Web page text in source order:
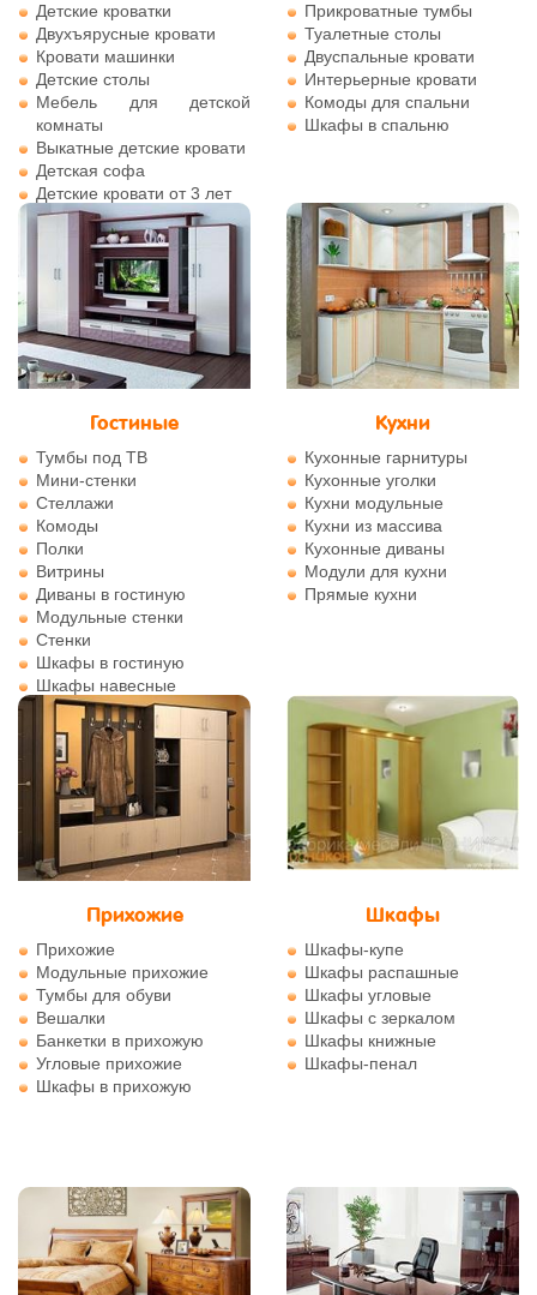
Детские кроватки
Двухъярусные кровати
Кровати машинки
Детские столы
Мебель для детской
комнаты
Выкатные детские кровати
Детская софа
Детские кровати от 3 лет
Детские кровати с
ящиками
Детские пеналы
Прикроватные тумбы
Туалетные столы
Двуспальные кровати
Интерьерные кровати
Комоды для спальни
Шкафы в спальню
Гостиные
Тумбы под ТВ
Мини-стенки
Стеллажи
Комоды
Полки
Витрины
Диваны в гостиную
Модульные стенки
Стенки
Шкафы в гостиную
Шкафы навесные
Кухни
Кухонные гарнитуры
Кухонные уголки
Кухни модульные
Кухни из массива
Кухонные диваны
Модули для кухни
Прямые кухни
Прихожие
Прихожие
Модульные прихожие
Тумбы для обуви
Вешалки
Банкетки в прихожую
Угловые прихожие
Шкафы в прихожую
Шкафы
Шкафы-купе
Шкафы распашные
Шкафы угловые
Шкафы с зеркалом
Шкафы книжные
Шкафы-пенал